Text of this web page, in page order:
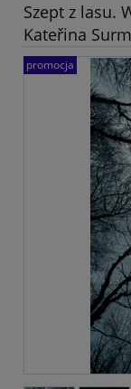
Szept z lasu.
Kateřina
promocja